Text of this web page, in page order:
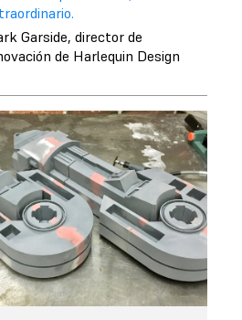
Garside, director de
de Harlequin Design